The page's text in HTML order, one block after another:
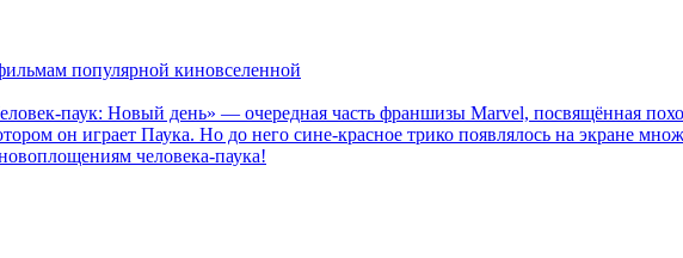
популярной киновселенной
паук: Новый день» — очередная часть франшизы Marvel, посвящённая
он играет Паука. Но до него сине-красное трико появлялось на экране
человека-паука!